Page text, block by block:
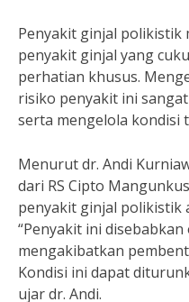
Penyakit ginjal polikistik
penyakit ginjal yang
perhatian khusus.
risiko penyakit ini
serta mengelola kondisi
Menurut dr. Andi
dari RS Cipto
penyakit ginjal polikistik
“Penyakit ini
mengakibatkan
Kondisi ini dapat
ujar dr. Andi.